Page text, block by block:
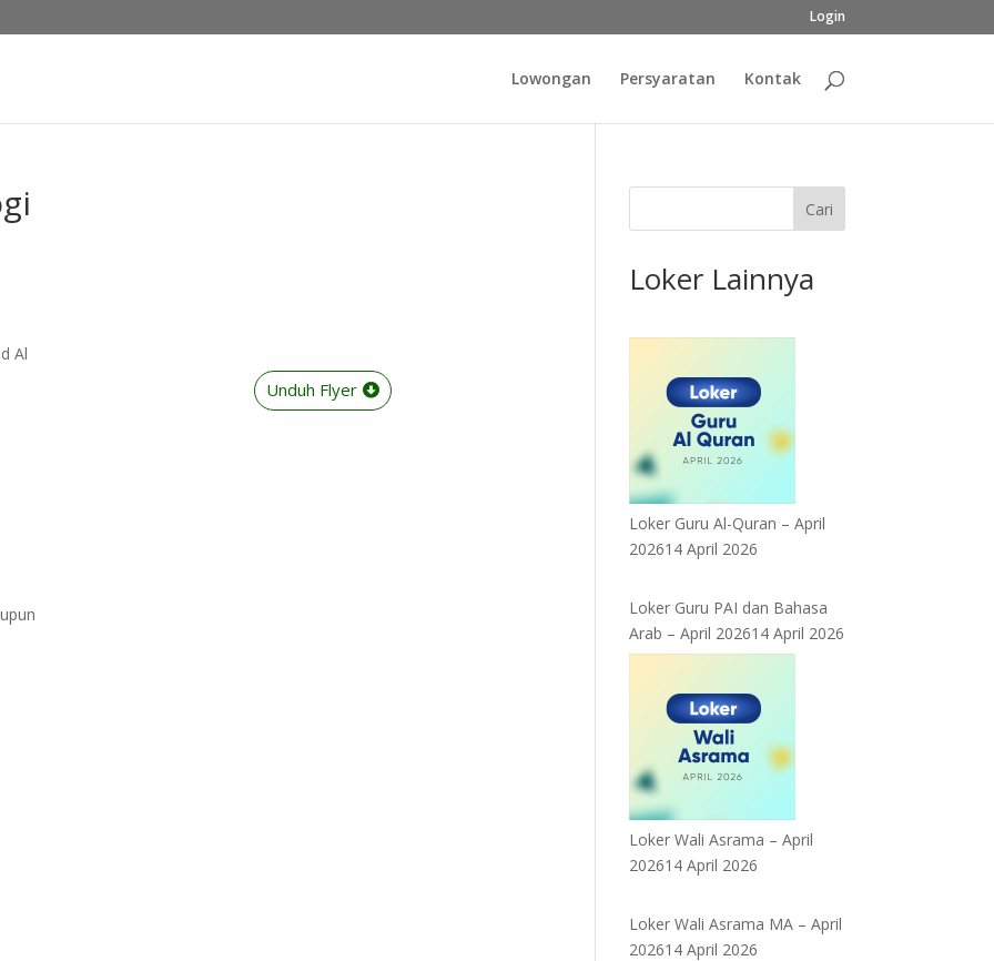
Login
Lowongan Persyaratan Kontak
Al
Unduh Flyer
Cari
Loker Lainnya
Loker Guru Al-Quran – April
202614 April 2026
Loker Guru PAI dan Bahasa
Arab – April 202614 April 2026
Loker Wali Asrama – April
202614 April 2026
Loker Wali Asrama MA – April
202614 April 2026